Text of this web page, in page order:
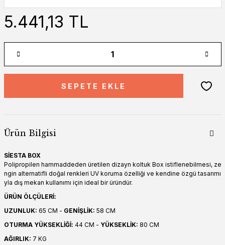
5.441,13 TL
SEPETE EKLE
Ürün Bilgisi
SİESTA BOX
Polipropilen hammaddeden üretilen dizayn koltuk Box istiflenebilmesi, ze
ngin alternatifli doğal renkleri UV koruma özelliği ve kendine özgü tasarımı
yla dış mekan kullanımı için ideal bir üründür.
ÜRÜN ÖLÇÜLERİ:
UZUNLUK: 65 CM - GENİŞLİK: 58 CM
OTURMA YÜKSEKLİĞİ: 44 CM - YÜKSEKLİK: 80 CM
AĞIRLIK: 7 KG